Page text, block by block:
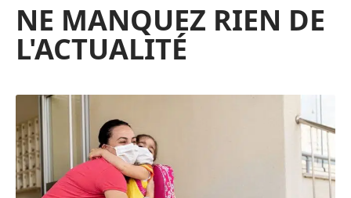
NE MANQUEZ RIEN DE
L'ACTUALITÉ